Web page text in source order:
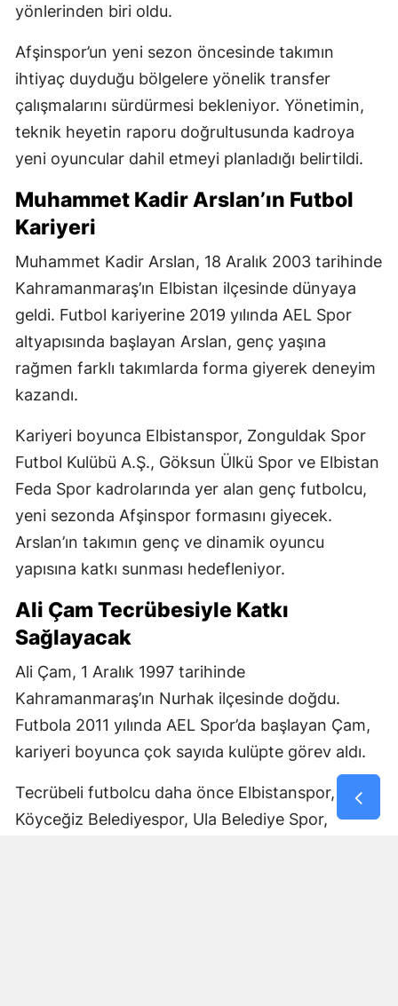
yönlerinden biri oldu.
Afşinspor’un yeni sezon öncesinde takımın
ihtiyaç duyduğu bölgelere yönelik transfer
çalışmalarını sürdürmesi bekleniyor. Yönetimin,
teknik heyetin raporu doğrultusunda kadroya
yeni oyuncular dahil etmeyi planladığı belirtildi.
Muhammet Kadir Arslan’ın Futbol
Kariyeri
Muhammet Kadir Arslan, 18 Aralık 2003 tarihinde
Kahramanmaraş’ın Elbistan ilçesinde dünyaya
geldi. Futbol kariyerine 2019 yılında AEL Spor
altyapısında başlayan Arslan, genç yaşına
rağmen farklı takımlarda forma giyerek deneyim
kazandı.
Kariyeri boyunca Elbistanspor, Zonguldak Spor
Futbol Kulübü A.Ş., Göksun Ülkü Spor ve Elbistan
Feda Spor kadrolarında yer alan genç futbolcu,
yeni sezonda Afşinspor formasını giyecek.
Arslan’ın takımın genç ve dinamik oyuncu
yapısına katkı sunması hedefleniyor.
Ali Çam Tecrübesiyle Katkı
Sağlayacak
Ali Çam, 1 Aralık 1997 tarihinde
Kahramanmaraş’ın Nurhak ilçesinde doğdu.
Futbola 2011 yılında AEL Spor’da başlayan Çam,
kariyeri boyunca çok sayıda kulüpte görev aldı.
Tecrübeli futbolcu daha önce Elbistanspor,
Köyceğiz Belediyespor, Ula Belediye Spor,